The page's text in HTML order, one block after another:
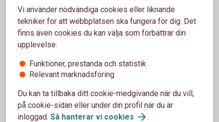
Fonder
Otillåtna placeringar
Vi använder nödvändiga cookies eller liknande
tekniker för att webbplatsen ska fungera för dig. Det
finns även cookies du kan välja som förbättrar din
upplevelse:
Funktioner, prestanda och statistik
Relevant marknadsföring
Du kan ta tillbaka ditt cookie-medgivande när du vill,
på cookie-sidan eller under din profil när du är
inloggad. Så hanterar vi cookies .